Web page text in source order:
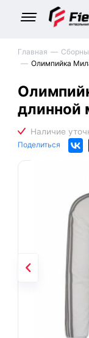
Главная
Олимпийка
длинной
Поделиться